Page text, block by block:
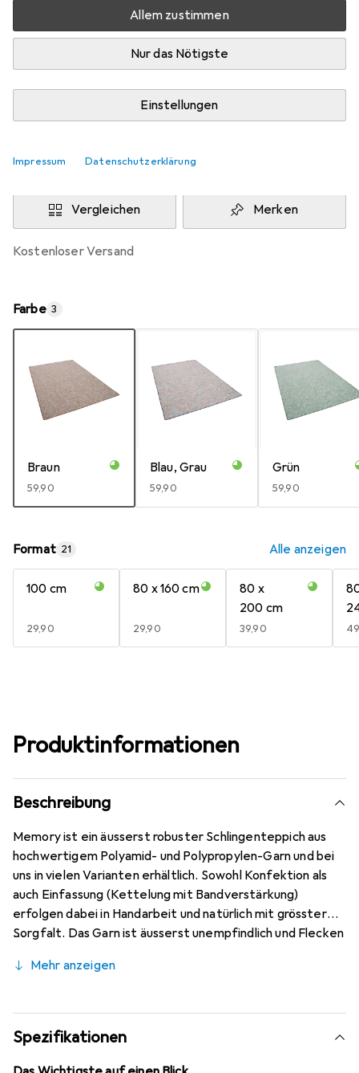
Allem zustimmen
Nur das Nötigste
Einstellungen
Impressum Datenschutzerklärung
Mehr als 10 Stück an Lager beim Drittanbieter
Lieferort angeben für genaue Lieferzeit
teppichversand24DE
In den Warenkorb
Vergleichen Merken
kostenloser Versand
Farbe 3
Braun
EUR
59,90
Blau, Grau
EUR
59,90
Grün
EUR
59,90
Format 21 Alle anzeigen
100 cm
EUR
29,90
80 x 160 cm
EUR
29,90
80 x
200 cm
EUR
39,90
Produktinformationen
Beschreibung
Memory ist ein äusserst robuster Schlingenteppich aus
hochwertigem Polyamid- und Polypropylen-Garn und bei
uns in vielen Varianten erhältlich. Sowohl Konfektion als
auch Einfassung (Kettelung mit Bandverstärkung)
erfolgen dabei in Handarbeit und natürlich mit grösster
Sorgfalt. Das Garn ist äusserst unempfindlich und Flecken
Teppich Memory schadstoffgeprüft und
geeignet für Fussbodenheizung, keine Fussel oder Flusen.
Mehr anzeigen
Spezifikationen